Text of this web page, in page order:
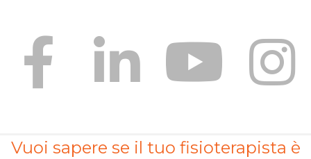
Vuoi sapere se il tuo fisioterapista è